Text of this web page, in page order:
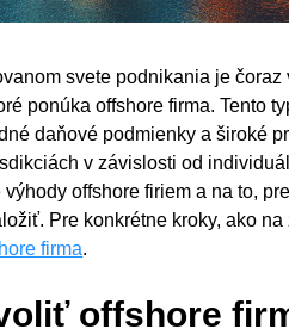
svete podnikania je
ponúka offshore firma. Tento
daňové podmienky a široké
v závislosti od
offshore firiem a na to,
Pre konkrétne kroky, ako
firma.
offshore